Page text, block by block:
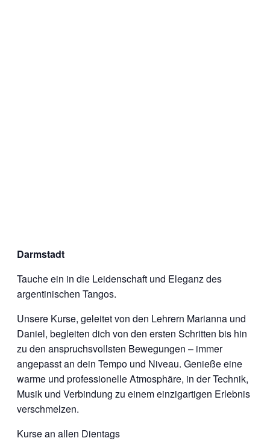
Darmstadt
Tauche ein in die Leidenschaft und Eleganz des
argentinischen Tangos.
Unsere Kurse, geleitet von den Lehrern Marianna und
Daniel, begleiten dich von den ersten Schritten bis hin
zu den anspruchsvollsten Bewegungen – immer
angepasst an dein Tempo und Niveau. Genieße eine
warme und professionelle Atmosphäre, in der Technik,
Musik und Verbindung zu einem einzigartigen Erlebnis
verschmelzen.
Kurse an allen Dientags